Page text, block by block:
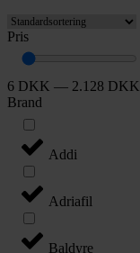
Pris
6 DKK — 2.128 DKK
Brand
Addi
Adriafil
Baldyre